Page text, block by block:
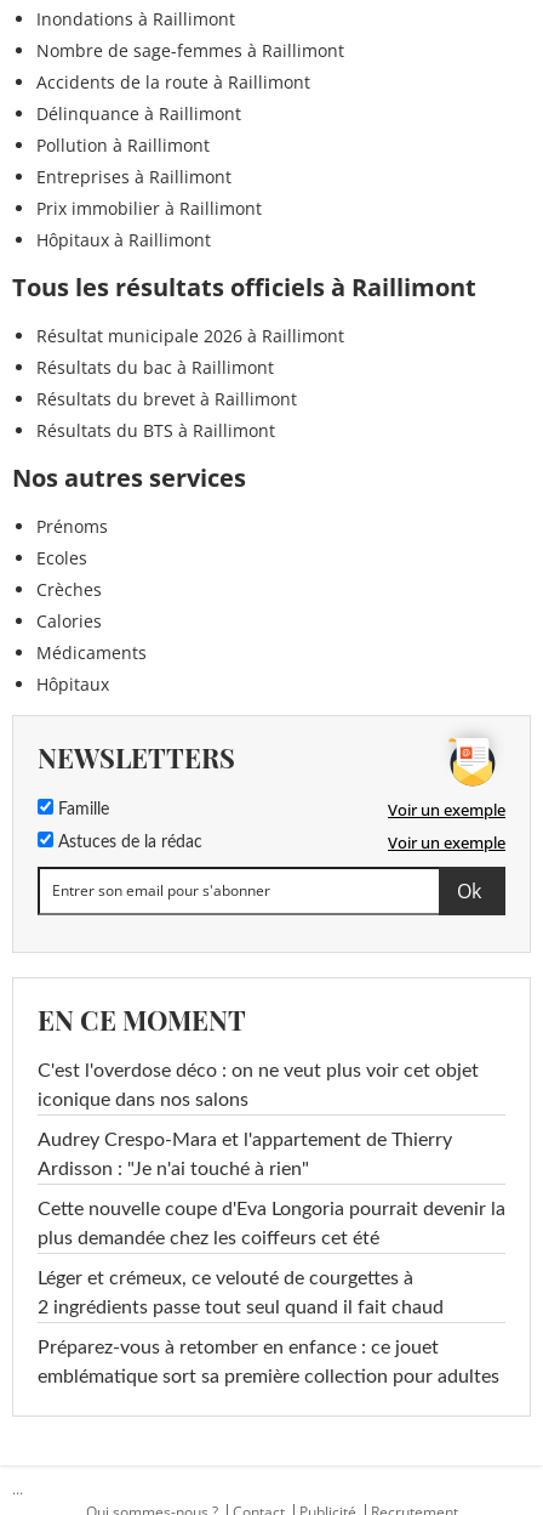
Inondations à Raillimont
Nombre de sage-femmes à Raillimont
Accidents de la route à Raillimont
Délinquance à Raillimont
Pollution à Raillimont
Entreprises à Raillimont
Prix immobilier à Raillimont
Hôpitaux à Raillimont
Tous les résultats officiels à Raillimont
Résultat municipale 2026 à Raillimont
Résultats du bac à Raillimont
Résultats du brevet à Raillimont
Résultats du BTS à Raillimont
Nos autres services
Prénoms
Ecoles
Crèches
Calories
Médicaments
Hôpitaux
NEWSLETTERS
Famille Voir un exemple
Astuces de la rédac Voir un exemple
EN CE MOMENT
C'est l'overdose déco : on ne veut plus voir cet objet
iconique dans nos salons
Audrey Crespo-Mara et l'appartement de Thierry
Ardisson : "Je n'ai touché à rien"
Cette nouvelle coupe d'Eva Longoria pourrait devenir la
plus demandée chez les coiffeurs cet été
Léger et crémeux, ce velouté de courgettes à
2 ingrédients passe tout seul quand il fait chaud
Préparez-vous à retomber en enfance : ce jouet
emblématique sort sa première collection pour adultes
...